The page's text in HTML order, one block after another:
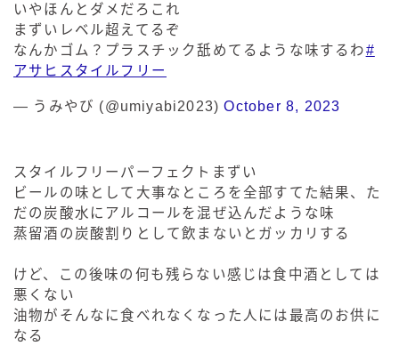
いやほんとダメだろこれ
まずいレベル超えてるぞ
なんかゴム？プラスチック舐めてるような味するわ#
アサヒスタイルフリー
— うみやび (@umiyabi2023)October 8, 2023
スタイルフリーパーフェクトまずい
ビールの味として大事なところを全部すてた結果、た
だの炭酸水にアルコールを混ぜ込んだような味
蒸留酒の炭酸割りとして飲まないとガッカリする
けど、この後味の何も残らない感じは食中酒としては
悪くない
油物がそんなに食べれなくなった人には最高のお供に
なる